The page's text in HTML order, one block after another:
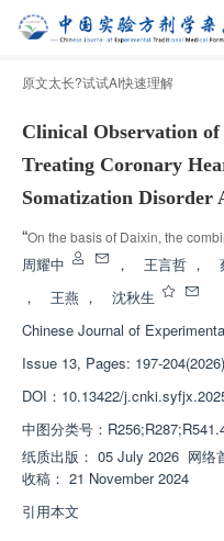
原文太长?试试AI快速理解
Clinical Observation
Treating Coronary
Somatization Disorder
“On the basis of Daixin, the
administration can further
somatization disorders after
ointment combined with Daixin
and heart rate variability, reduce
directions for integrated
周耀中 ， 王言哲 ，
，
王燕 ，
沈秋生
Chinese Journal of
Issue 13, Pages: 197-204(2026)
DOI： 10.13422/
中图分类号：
纸质出版： 05 July 2026 网络
收稿： 21 November 2024
引用本文